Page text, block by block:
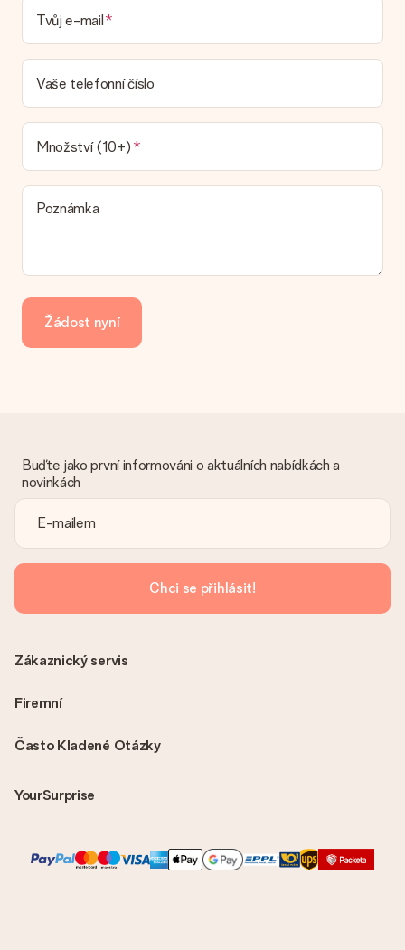
Mohu si vybrat datum dodání?
Není možné zvolit konkrétní datum dodání.
Jaká je dodací lhůta a kdy dostávám dárek?
Dodací lhůtu naleznete na stránce produktu. Můžete věřit, že
náš dopravce vám dodá váš dárek.
Jaké možnosti doručení si mohu vybrat?
V současné době není možné zvolit možnost doručení. Dárek,
který chcete objednat, je buď odeslán jako balíček nebo jako
doručování poštovní schránky. Chcete vědět, na kterou
možnost spadá vaše objednávka? Kontaktujte prosím náš
zákaznický servis.
Jak mohu zaplatit objednávku?
kartu, fakturu přes Klarna nebo ruční převod. V případě ručního
převodu platby prosím vezměte v úvahu dodací lhůtu 3 dny
navíc.
vhodné řešení.
Je faktura odeslána spolu s objednávkou?
vždy v potvrzovacím e-mailu a vždy ji najdete ve svém účtu
MySurprise. To znamená, že můžete dar doručit přímo
příjemci, což je opravdovým překvapením!
Tvůj e-mail
Vaše telefonní číslo
Množství (10+)
Poznámka
Žádost nyní
Buďte jako první informováni o aktuálních nabídkách a
novinkách
Chci se přihlásit!
Často Kladené Otázky
YourSurprise
Zákaznický servis
Firemní